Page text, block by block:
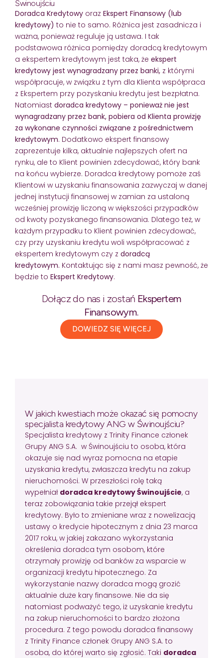
Świnoujściu
Doradca Kredytowy oraz Ekspert Finansowy (lub
kredytowy) to nie to samo. Różnica jest zasadnicza i
ważna, ponieważ reguluje ją ustawa. I tak
podstawowa różnica pomiędzy doradcą kredytowym
a ekspertem kredytowym jest taka, że ekspert
kredytowy jest wynagradzany przez banki, z którymi
współpracuje, w związku z tym dla Klienta współpraca
z Ekspertem przy pozyskaniu kredytu jest bezpłatna.
Natomiast doradca kredytowy – ponieważ nie jest
wynagradzany przez bank, pobiera od Klienta prowizję
za wykonane czynności związane z pośrednictwem
kredytowym. Dodatkowo ekspert finansowy
zaprezentuje kilka, aktualnie najlepszych ofert na
rynku, ale to Klient powinien zdecydować, który bank
na końcu wybierze. Doradca kredytowy pomoże zaś
Klientowi w uzyskaniu finansowania zazwyczaj w danej
jednej instytucji finansowej w zamian za ustaloną
wcześniej prowizję liczoną w większości przypadków
od kwoty pozyskanego finansowania. Dlatego też, w
każdym przypadku to Klient powinien zdecydować,
czy przy uzyskaniu kredytu woli współpracować z
ekspertem kredytowym czy z doradcą
kredytowym. Kontaktując się z nami masz pewność, że
będzie to Ekspert Kredytowy.
Dołącz do nas i zostań Ekspertem
Finansowym.
DOWIEDZ SIĘ WIĘCEJ
W jakich kwestiach może okazać się pomocny
specjalista kredytowy ANG w Świnoujściu?
Specjalista kredytowy z Trinity Finance członek
Grupy ANG S.A. w Świnoujściu to osoba, która
okazuje się nad wyraz pomocna na etapie
uzyskania kredytu, zwłaszcza kredytu na zakup
nieruchomości. W przeszłości rolę taką
wypełniał doradca kredytowy Świnoujście, a
teraz zobowiązania takie przejął ekspert
kredytowy. Było to zmieniane wraz z nowelizacją
ustawy o kredycie hipotecznym z dnia 23 marca
2017 roku, w jakiej zakazano wykorzystania
określenia doradca tym osobom, które
otrzymały prowizję od banków za wsparcie w
organizacji kredytu hipotecznego. Za
wykorzystanie nazwy doradca mogą grozić
aktualnie duże kary finansowe. Nie da się
natomiast podważyć tego, iż uzyskanie kredytu
na zakup nieruchomości to bardzo złożona
procedura. Z tego powodu doradca finansowy
z Trinity Finance członek Grupy ANG S.A. to
osoba, do której warto się zgłosić. Taki doradca